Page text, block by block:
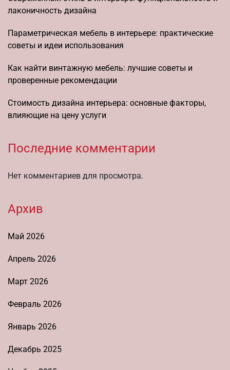
лаконичность дизайна
Параметрическая мебель в интерьере: практические
советы и идеи использования
Как найти винтажную мебель: лучшие советы и
проверенные рекомендации
Стоимость дизайна интерьера: основные факторы,
влияющие на цену услуги
Последние комментарии
Нет комментариев для просмотра.
Архив
Май 2026
Апрель 2026
Март 2026
Февраль 2026
Январь 2026
Декабрь 2025